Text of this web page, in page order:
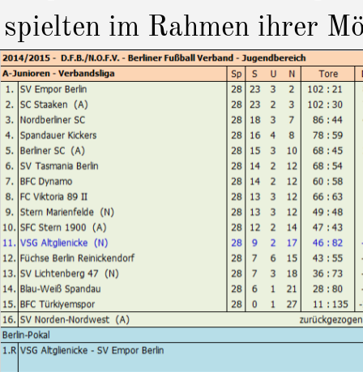
spielten im Rahmen ihrer